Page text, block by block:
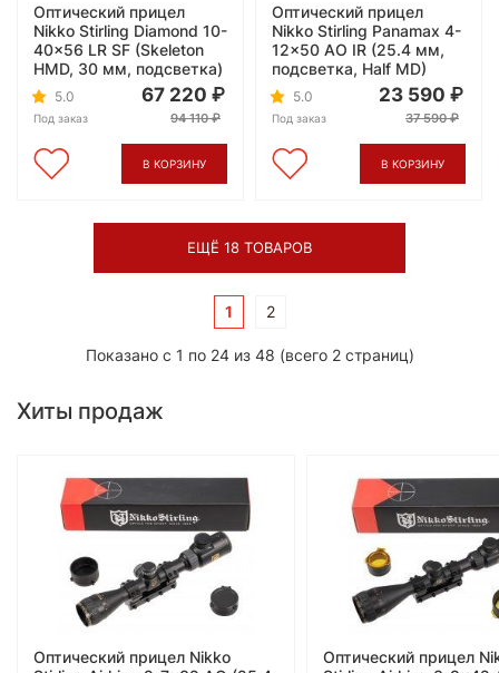
Оптический прицел
Nikko Stirling Diamond 10-
40x56 LR SF (Skeleton
HMD, 30 мм, подсветка)
5.0
Под заказ
67 220
94 110
В КОРЗИНУ
Оптический прицел
Nikko Stirling Panamax 4-
12x50 AO IR (25.4 мм,
подсветка, Half MD)
5.0
Под заказ
23 590
37 590
В КОРЗИНУ
ЕЩЁ 18 ТОВАРОВ
1 2
Показано с 1 по 24 из 48 (всего 2 страниц)
Хиты продаж
Оптический прицел Nikko
Оптический прицел